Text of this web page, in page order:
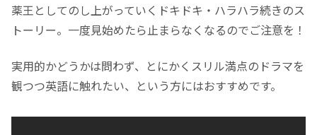
薬王としてのし上がっていくドキドキ・ハラハラ続きのス
トーリー。一度見始めたら止まらなくなるのでご注意を！
実用的かどうかは問わず、とにかくスリル満点のドラマを
観つつ英語に触れたい、という方にはおすすめです。